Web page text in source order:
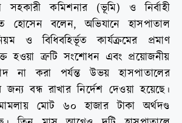
সহকারী কমিশনার (ভূমি) ও নির্বাহী
হোসেন বলেন, অভিযানে হাসপাতাল
ও বিধিবহির্ভূত কার্যক্রমের প্রমাণ
হওয়া ত্রুটি সংশোধন এবং প্রয়োজনীয়
না করা পর্যন্ত উভয় হাসপাতালের
জন্য বন্ধ রাখার নির্দেশ দেওয়া হয়েছে।
মোট ৬০ হাজার টাকা অর্থদণ্ড